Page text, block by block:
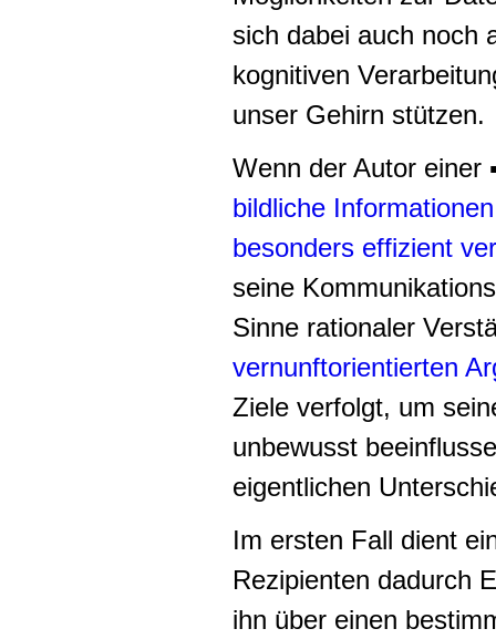
sich dabei auch noch
kognitiven
unser Gehirn stützen.
Wenn der Autor einer
bildliche
besonders effizient
seine
Sinne rationaler
vernunftorientierten
Ziele verfolgt, um
unbewusst
eigentlichen
Im ersten Fall dient
Rezipienten dadurch
ihn über einen